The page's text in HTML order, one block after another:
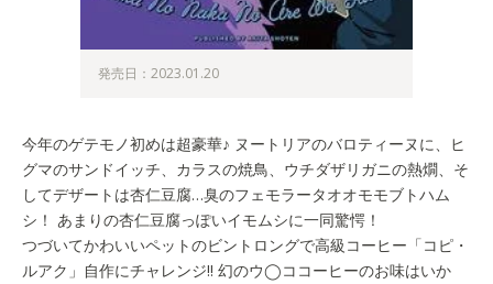
発売日：2023.01.20
今年のゲテモノ初めは超豪華♪ ヌートリアのバロティーヌに、ヒ
グマのサンドイッチ、カラスの焼鳥、ウチダザリガニの熱燗、そ
してデザートは杏仁豆腐…臭のフェモラータオオモモブトハム
シ！ あまりの杏仁豆腐っぽいイモムシに一同驚愕！
つづいてかわいいペットのビントロングで高級コーヒー「コピ・
ルアク」自作にチャレンジ!! 幻のウ◯ココーヒーのお味はいか